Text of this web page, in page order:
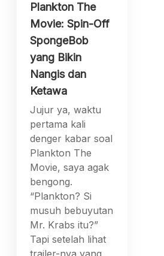
Plankton The
Movie: Spin-Off
SpongeBob
yang Bikin
Nangis dan
Ketawa
Jujur ya, waktu
pertama kali
denger kabar soal
Plankton The
Movie, saya agak
bengong.
“Plankton? Si
musuh bebuyutan
Mr. Krabs itu?”
Tapi setelah lihat